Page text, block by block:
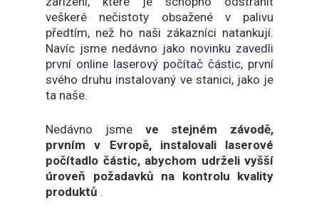
veškeré nečistoty obsažené v palivu
předtím, než ho naši zákazníci natankují.
Navíc jsme nedávno jako novinku zavedli
první online laserový počítač částic, první
svého druhu instalovaný ve stanici, jako je
ta naše.
Nedávno jsme ve stejném závodě,
prvním v Evropě, instalovali laserové
počítadlo částic, abychom udrželi vyšší
úroveň požadavků na kontrolu kvality
produktů .